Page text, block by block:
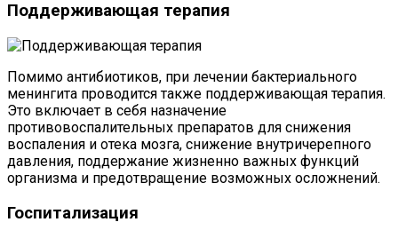
Поддерживающая терапия
Помимо антибиотиков, при лечении бактериального
менингита проводится также поддерживающая терапия.
Это включает в себя назначение
противовоспалительных препаратов для снижения
воспаления и отека мозга, снижение внутричерепного
давления, поддержание жизненно важных функций
организма и предотвращение возможных осложнений.
Госпитализация